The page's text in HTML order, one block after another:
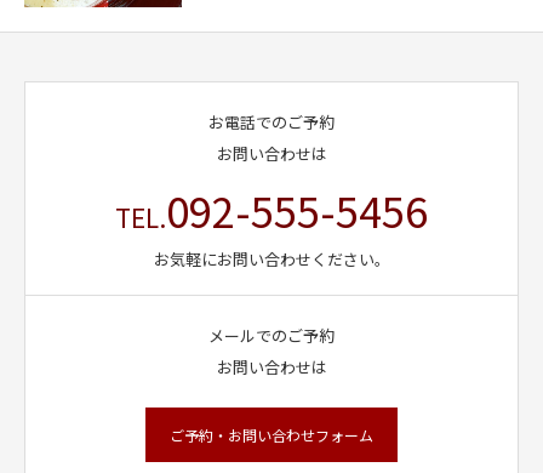
お電話でのご予約
お問い合わせは
TEL.092-555-5456
お気軽にお問い合わせください。
メールでのご予約
お問い合わせは
ご予約・お問い合わせフォーム